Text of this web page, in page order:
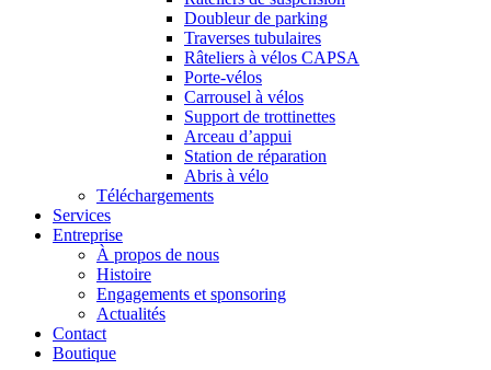
Doubleur de parking
Traverses tubulaires
Râteliers à vélos CAPSA
Porte-vélos
Carrousel à vélos
Support de trottinettes
Arceau d’appui
Station de réparation
Abris à vélo
Téléchargements
Services
Entreprise
À propos de nous
Histoire
Engagements et sponsoring
Actualités
Contact
Boutique